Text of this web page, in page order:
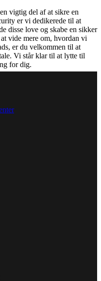
vigtig del af at sikre en
er vi dedikerede til at
disse love og skabe en sikker
vide mere om, hvordan vi
er du velkommen til at
Vi står klar til at lytte til
for dig.